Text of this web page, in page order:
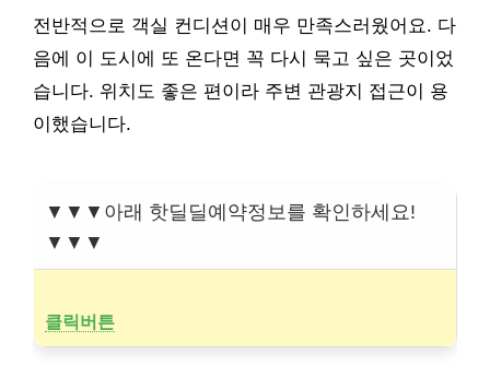
전반적으로 객실 컨디션이 매우 만족스러웠어요. 다
음에 이 도시에 또 온다면 꼭 다시 묵고 싶은 곳이었
습니다. 위치도 좋은 편이라 주변 관광지 접근이 용
이했습니다.
▼▼▼아래 핫딜딜예약정보를 확인하세요!
▼▼▼
클릭버튼